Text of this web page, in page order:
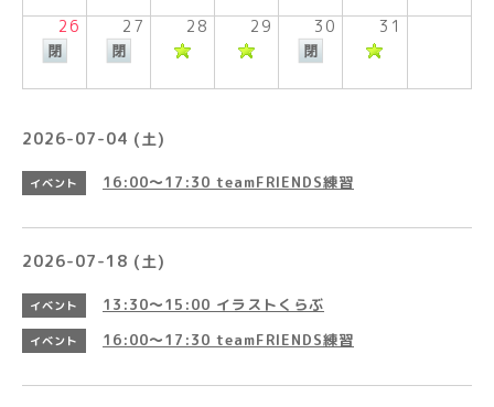
26 27 28 29 30 31
2026-07-04 (土)
イベント 16:00～17:30 teamFRIENDS練習
2026-07-18 (土)
イベント 13:30～15:00 イラストくらぶ
イベント 16:00～17:30 teamFRIENDS練習